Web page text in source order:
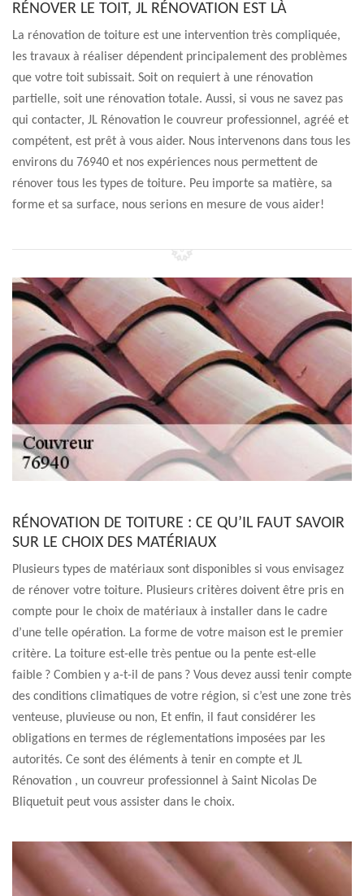
RÉNOVER LE TOIT, JL RÉNOVATION EST LÀ
La rénovation de toiture est une intervention très compliquée,
les travaux à réaliser dépendent principalement des problèmes
que votre toit subissait. Soit on requiert à une rénovation
partielle, soit une rénovation totale. Aussi, si vous ne savez pas
qui contacter, JL Rénovation le couvreur professionnel, agréé et
compétent, est prêt à vous aider. Nous intervenons dans tous les
environs du 76940 et nos expériences nous permettent de
rénover tous les types de toiture. Peu importe sa matière, sa
forme et sa surface, nous serions en mesure de vous aider!
RÉNOVATION DE TOITURE : CE QU’IL FAUT SAVOIR
SUR LE CHOIX DES MATÉRIAUX
Plusieurs types de matériaux sont disponibles si vous envisagez
de rénover votre toiture. Plusieurs critères doivent être pris en
compte pour le choix de matériaux à installer dans le cadre
d’une telle opération. La forme de votre maison est le premier
critère. La toiture est-elle très pentue ou la pente est-elle
faible ? Combien y a-t-il de pans ? Vous devez aussi tenir compte
des conditions climatiques de votre région, si c’est une zone très
venteuse, pluvieuse ou non, Et enfin, il faut considérer les
obligations en termes de réglementations imposées par les
autorités. Ce sont des éléments à tenir en compte et JL
Rénovation , un couvreur professionnel à Saint Nicolas De
Bliquetuit peut vous assister dans le choix.